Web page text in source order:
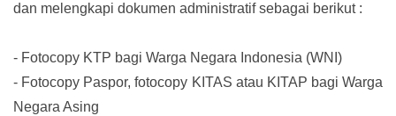
dan melengkapi dokumen administratif sebagai berikut :
- Fotocopy KTP bagi Warga Negara Indonesia (WNI)
- Fotocopy Paspor, fotocopy KITAS atau KITAP bagi Warga
Negara Asing